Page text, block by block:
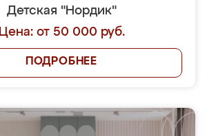
Детская "Нордик"
Цена: от 50 000 руб.
ПОДРОБНЕЕ